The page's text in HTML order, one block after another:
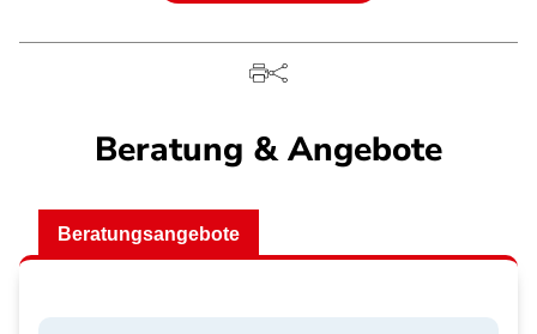
Beratung & Angebote
Beratungsangebote